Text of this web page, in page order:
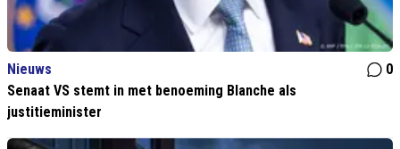
Nieuws
0
Senaat VS stemt in met benoeming Blanche als
justitieminister